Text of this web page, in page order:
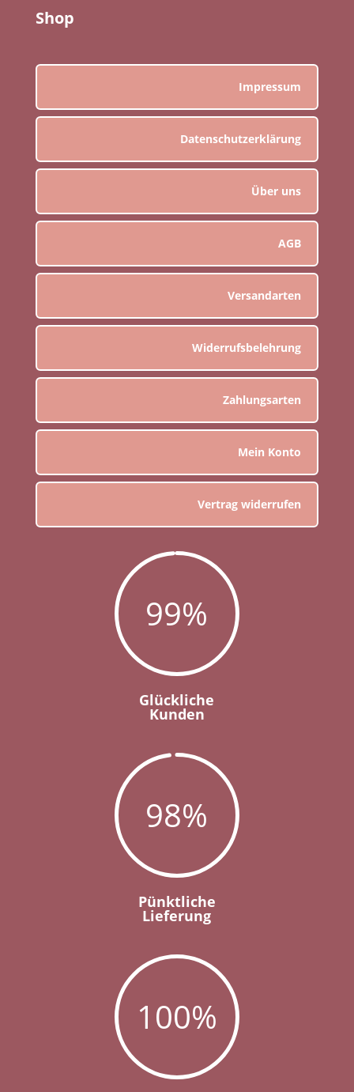
Shop
Impressum
Datenschutzerklärung
Über uns
AGB
Versandarten
Widerrufsbelehrung
Zahlungsarten
Mein Konto
Vertrag widerrufen
99%
Glückliche
Kunden
98%
Pünktliche
Lieferung
100%